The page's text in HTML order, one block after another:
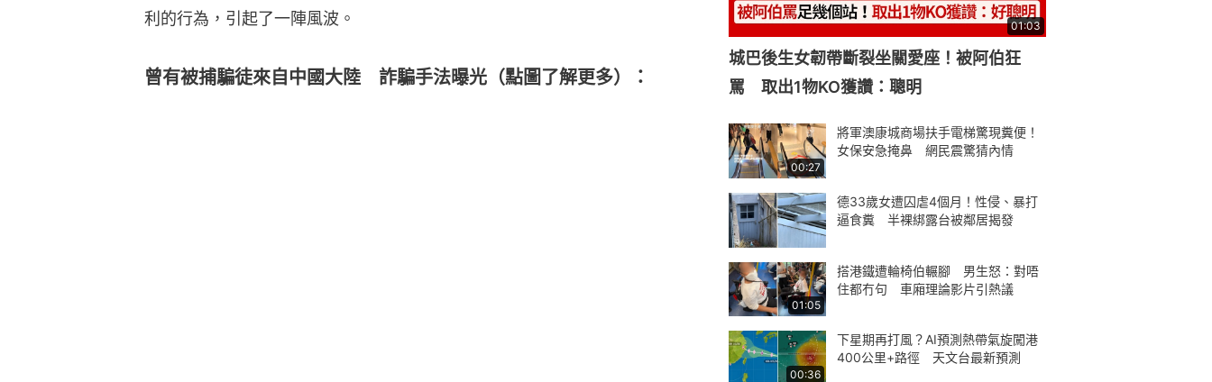
利的行為，引起了一陣風波。
曾有被捕騙徒來自中國大陸 詐騙手法曝光（點圖了解更多）：
01:03
城巴後生女韌帶斷裂坐關愛座！被阿伯狂
罵 取出1物KO獲讚：聰明
00:27
將軍澳康城商場扶手電梯驚現糞便！
女保安急掩鼻 網民震驚猜內情
德33歲女遭囚虐4個月！性侵、暴打
逼食糞 半裸綁露台被鄰居揭發
01:05
搭港鐵遭輪椅伯輾腳 男生怒：對唔
住都冇句 車廂理論影片引熱議
00:36
下星期再打風？AI預測熱帶氣旋闖港
400公里+路徑 天文台最新預測